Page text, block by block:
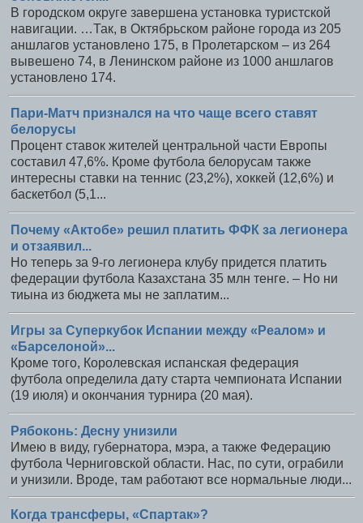
В городском округе завершена установка туристской
навигации. …Так, в Октябрьском районе города из 205
аншлагов установлено 175, в Пролетарском – из 264
вывешено 74, в Ленинском районе из 1000 аншлагов
установлено 174.
Пари-Матч признался на что чаще всего ставят
белорусы
Процент ставок жителей центральной части Европы
составил 47,6%. Кроме футбола белорусам также
интересны ставки на теннис (23,2%), хоккей (12,6%) и
баскетбол (5,1...
Почему «Актобе» решил платить ФФК за легионера
и отзаявил...
Но теперь за 9-го легионера клубу придется платить
федерации футбола Казахстана 35 млн тенге. – Но ни
тиына из бюджета мы не заплатим...
Игры за Суперкубок Испании между «Реалом» и
«Барселоной»...
Кроме того, Королевская испанская федерация
футбола определила дату старта чемпионата Испании
(19 июля) и окончания турнира (20 мая).
Рябоконь: Десну унизили
Имею в виду, губернатора, мэра, а также Федерацию
футбола Черниговской области. Нас, по сути, ограбили
и унизили. Вроде, там работают все нормальные люди...
Когда трансферы, «Спартак»?